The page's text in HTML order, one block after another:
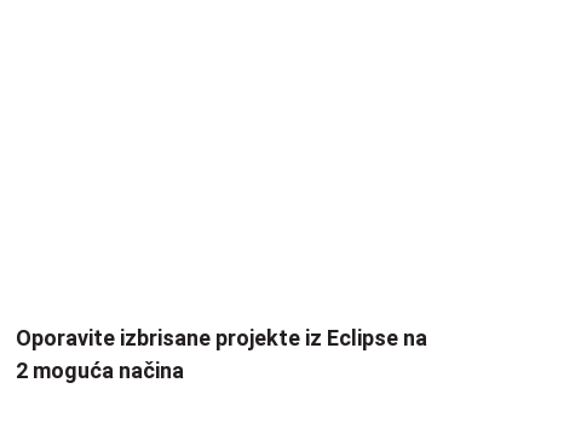
Oporavite izbrisane projekte iz Eclipse na
2 moguća načina